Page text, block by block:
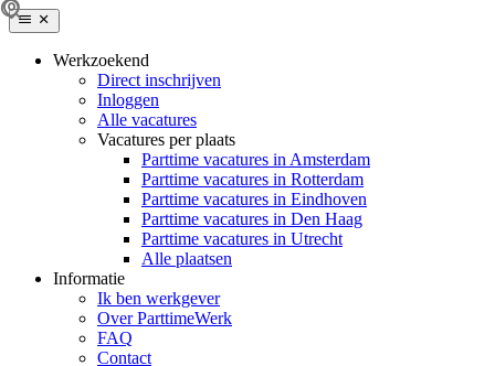
Werkzoekend
Direct inschrijven
Inloggen
Alle vacatures
Vacatures per plaats
Parttime vacatures in Amsterdam
Parttime vacatures in Rotterdam
Parttime vacatures in Eindhoven
Parttime vacatures in Den Haag
Parttime vacatures in Utrecht
Alle plaatsen
Informatie
Ik ben werkgever
Over ParttimeWerk
FAQ
Contact